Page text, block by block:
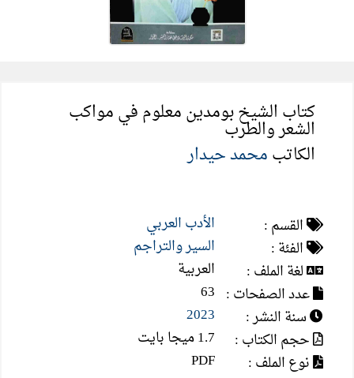
كتاب الشيخ بومدين معلوم في مواكب
الشعر والطرب
الكاتبمحمد حيدار
القسم :
الأدب العربي
الفئة :
السير والتراجم
لغة الملف :
العربية
عدد الصفحات : 63
سنة النشر :
2023
حجم الكتاب :
1.7 ميجا بايت
نوع الملف :
PDF